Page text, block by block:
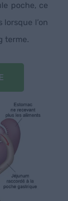
poche, ce
l’on
terme.